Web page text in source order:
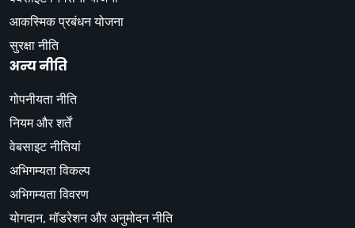
आकस्मिक प्रबंधन योजना
सुरक्षा नीति
अन्य नीति
गोपनीयता नीति
नियम और शर्तें
वेबसाइट नीतियां
अभिगम्यता विकल्प
अभिगम्यता विवरण
योगदान, मॉडरेशन और अनुमोदन नीति